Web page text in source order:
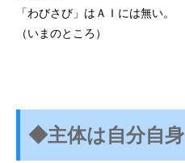
「わびさび」はＡＩには無い。
（いまのところ）
◆主体は自分自身